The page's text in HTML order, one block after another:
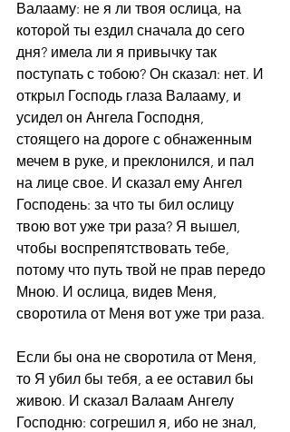
Валааму: не я ли твоя ослица, на
которой ты ездил сначала до сего
дня? имела ли я привычку так
поступать с тобою? Он сказал: нет. И
открыл Господь глаза Валааму, и
усидел он Ангела Господня,
стоящего на дороге с обнаженным
мечем в руке, и преклонился, и пал
на лице свое. И сказал ему Ангел
Господень: за что ты бил ослицу
твою вот уже три раза? Я вышел,
чтобы воспрепятствовать тебе,
потому что путь твой не прав передо
Мною. И ослица, видев Меня,
своротила от Меня вот уже три раза.
Если бы она не своротила от Меня,
то Я убил бы тебя, а ее оставил бы
живою. И сказал Валаам Ангелу
Господню: согрешил я, ибо не знал,